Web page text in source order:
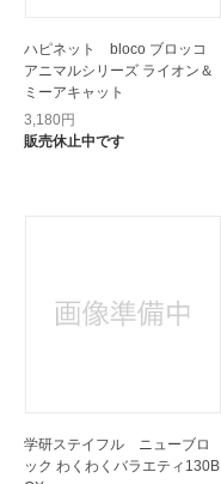
ハピネット bloco ブロッコ
アニマルシリーズ ライオン＆
ミーアキャット
3,180円
販売休止中です
学研ステイフル ニューブロ
ック わくわくバラエティ130B